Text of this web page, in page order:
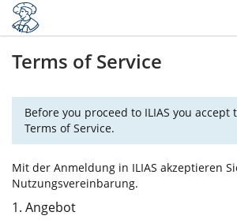
Terms of Service
Before you proceed to ILIAS you
Terms of Service.
Mit der Anmeldung in ILIAS akzeptieren
Nutzungsvereinbarung.
1. Angebot